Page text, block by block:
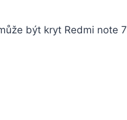
být kryt Redmi note 7